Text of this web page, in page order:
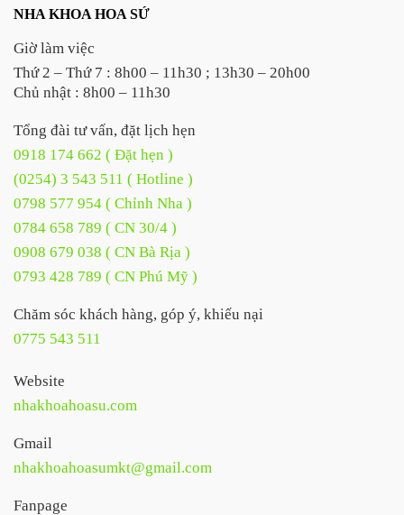
NHA KHOA HOA SỨ
Giờ làm việc
Thứ 2 – Thứ 7 : 8h00 – 11h30 ; 13h30 – 20h00
Chủ nhật : 8h00 – 11h30
Tổng đài tư vấn, đặt lịch hẹn
0918 174 662 ( Đặt hẹn )
(0254) 3 543 511 ( Hotline )
0798 577 954 ( Chỉnh Nha )
0784 658 789 ( CN 30/4 )
0908 679 038 ( CN Bà Rịa )
0793 428 789 ( CN Phú Mỹ )
Chăm sóc khách hàng, góp ý, khiếu nại
0775 543 511
Website
nhakhoahoasu.com
Gmail
nhakhoahoasumkt@gmail.com
Fanpage